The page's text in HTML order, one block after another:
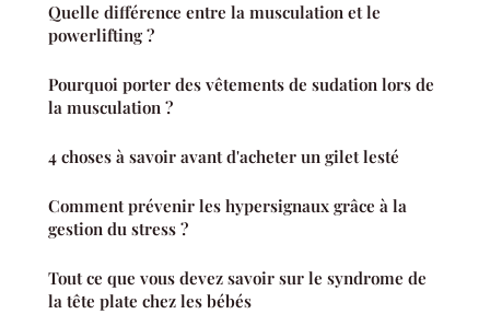
Quelle différence entre la musculation et le
powerlifting ?
Pourquoi porter des vêtements de sudation lors de
la musculation ?
4 choses à savoir avant d'acheter un gilet lesté
Comment prévenir les hypersignaux grâce à la
gestion du stress ?
Tout ce que vous devez savoir sur le syndrome de
la tête plate chez les bébés